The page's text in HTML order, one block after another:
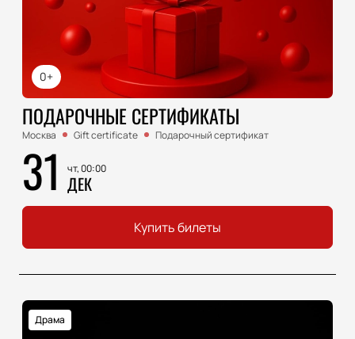
0+
ПОДАРОЧНЫЕ СЕРТИФИКАТЫ
Москва Gift certificate Подарочный сертификат
31 чт, 00:00
ДЕК
Купить билеты
Драма